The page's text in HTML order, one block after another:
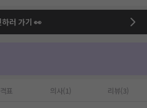
하러 가기 👀
표 의사(1) 리뷰(3)